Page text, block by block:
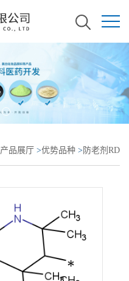
产品展厅 >优势品种 > 防老剂RD